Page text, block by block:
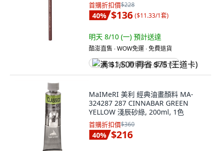
首購折扣價$228
40% $136 ($11.33/1套)
明天 8/10 (一) 預計送達
酷澎直售 ∙ WOW免運 ∙ 免費退貨
满 $1,500 再省 $75 (王道卡)
MaIMeRI 美利 經典油畫顏料 MA-
324287 287 CINNABAR GREEN
YELLOW 淺辰砂綠, 200ml, 1色
首購折扣價$360
40% $216